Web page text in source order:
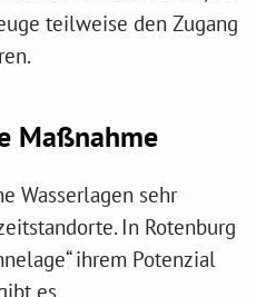
teilweise den Zugang
Maßnahme
Wasserlagen sehr
In Rotenburg
ihrem Potenzial
es